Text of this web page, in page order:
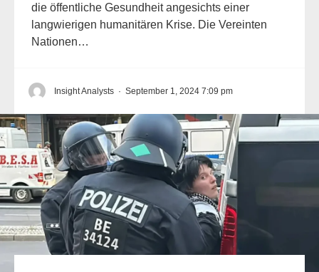
die öffentliche Gesundheit angesichts einer
langwierigen humanitären Krise. Die Vereinten
Nationen…
Insight Analysts · September 1, 2024 7:09 pm